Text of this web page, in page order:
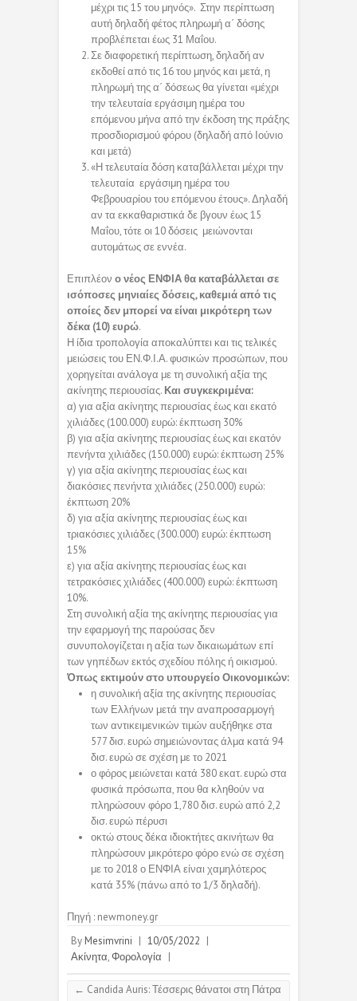
μέχρι τις 15 του μηνός». Στην περίπτωση
αυτή δηλαδή φέτος πληρωμή α΄ δόσης
προβλέπεται έως 31 Μαΐου.
Σε διαφορετική περίπτωση, δηλαδή αν
εκδοθεί από τις 16 του μηνός και μετά, η
πληρωμή της α΄ δόσεως θα γίνεται «μέχρι
την τελευταία εργάσιμη ημέρα του
επόμενου μήνα από την έκδοση της πράξης
προσδιορισμού φόρου (δηλαδή από Ιούνιο
και μετά)
«Η τελευταία δόση καταβάλλεται μέχρι την
τελευταία εργάσιμη ημέρα του
Φεβρουαρίου του επόμενου έτους». Δηλαδή
αν τα εκκαθαριστικά δε βγουν έως 15
Μαΐου, τότε οι 10 δόσεις μειώνονται
αυτομάτως σε εννέα.
Επιπλέον ο νέος ΕΝΦΙΑ θα καταβάλλεται σε
ισόποσες μηνιαίες δόσεις, καθεμιά από τις
οποίες δεν μπορεί να είναι μικρότερη των
δέκα (10) ευρώ.
Η ίδια τροπολογία αποκαλύπτει και τις τελικές
μειώσεις του ΕΝ.Φ.Ι.Α. φυσικών προσώπων, που
χορηγείται ανάλογα με τη συνολική αξία της
ακίνητης περιουσίας. Και συγκεκριμένα:
α) για αξία ακίνητης περιουσίας έως και εκατό
χιλιάδες (100.000) ευρώ: έκπτωση 30%
β) για αξία ακίνητης περιουσίας έως και εκατόν
πενήντα χιλιάδες (150.000) ευρώ: έκπτωση 25%
γ) για αξία ακίνητης περιουσίας έως και
διακόσιες πενήντα χιλιάδες (250.000) ευρώ:
έκπτωση 20%
δ) για αξία ακίνητης περιουσίας έως και
τριακόσιες χιλιάδες (300.000) ευρώ: έκπτωση
15%
ε) για αξία ακίνητης περιουσίας έως και
τετρακόσιες χιλιάδες (400.000) ευρώ: έκπτωση
10%.
Στη συνολική αξία της ακίνητης περιουσίας για
την εφαρμογή της παρούσας δεν
συνυπολογίζεται η αξία των δικαιωμάτων επί
των γηπέδων εκτός σχεδίου πόλης ή οικισμού.
Όπως εκτιμούν στο υπουργείο Οικονομικών:
η συνολική αξία της ακίνητης περιουσίας
των Ελλήνων μετά την αναπροσαρμογή
των αντικειμενικών τιμών αυξήθηκε στα
577 δισ. ευρώ σημειώνοντας άλμα κατά 94
δισ. ευρώ σε σχέση με το 2021
ο φόρος μειώνεται κατά 380 εκατ. ευρώ στα
φυσικά πρόσωπα, που θα κληθούν να
πληρώσουν φόρο 1,780 δισ. ευρώ από 2,2
δισ. ευρώ πέρυσι
οκτώ στους δέκα ιδιοκτήτες ακινήτων θα
πληρώσουν μικρότερο φόρο ενώ σε σχέση
με το 2018 ο ΕΝΦΙΑ είναι χαμηλότερος
κατά 35% (πάνω από το 1/3 δηλαδή).
Πηγή : newmoney.gr
By Mesimvrini 10/05/2022
Ακίνητα,Φορολογία
← Candida Auris: Τέσσερις θάνατοι στη Πάτρα